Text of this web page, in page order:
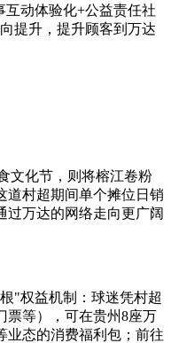
动体验化+公益责任社
提升，提升顾客到万达
文化节，则将榕江卷粉
村超期间单个摊位日销
过万达的网络走向更广阔
"权益机制：球迷凭村超
票等），可在贵州8座万
业态的消费福利包；前往